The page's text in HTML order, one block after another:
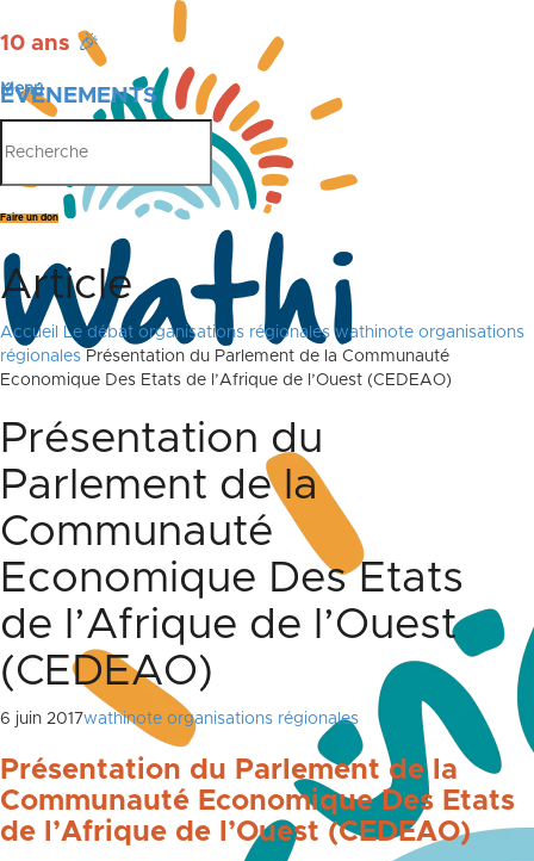
10 ans 🎉
ÉVÉNEMENTS
PUBLICATIONS
Menu
Faire un don
Article
Accueil Le débat organisations régionales wathinote organisations
régionales Présentation du Parlement de la Communauté
Economique Des Etats de l’Afrique de l’Ouest (CEDEAO)
Présentation du
Parlement de la
Communauté
Economique Des Etats
de l’Afrique de l’Ouest
(CEDEAO)
6 juin 2017wathinote organisations régionales
Présentation du Parlement de la
Communauté Economique Des Etats
de l’Afrique de l’Ouest (CEDEAO)